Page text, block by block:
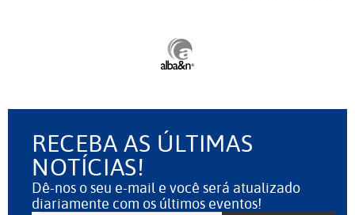
RECEBA AS ÚLTIMAS
NOTÍCIAS!
Dê-nos o seu e-mail e você será atualizado
diariamente com os últimos eventos!